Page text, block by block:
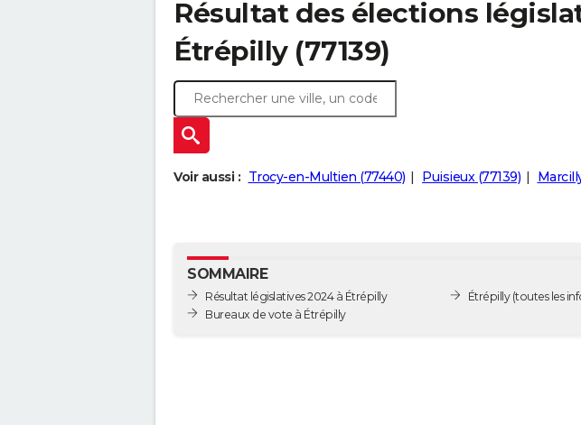
Résultat des élections
Étrépilly (77139)
Voir aussi : Trocy-en-Multien (77440) Puisieux (77139)
SOMMAIRE
Résultat législatives 2024 à Étrépilly
Bureaux de vote à Étrépilly
Étrépilly(toutes les